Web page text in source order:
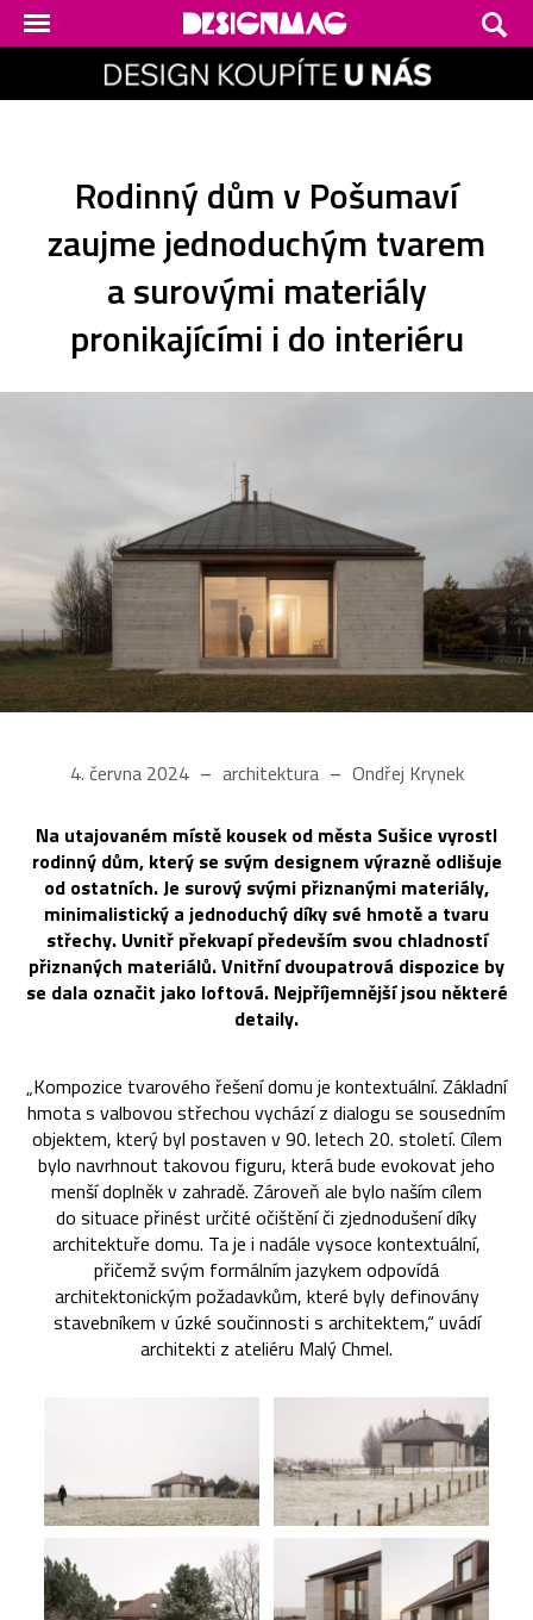
Rodinný dům v Pošumaví
zaujme jednoduchým tvarem
a surovými materiály
pronikajícími i do interiéru
4. června 2024 architektura Ondřej Krynek
Na utajovaném místě kousek od města Sušice vyrostl
rodinný dům, který se svým designem výrazně odlišuje
od ostatních. Je surový svými přiznanými materiály,
minimalistický a jednoduchý díky své hmotě a tvaru
střechy. Uvnitř překvapí především svou chladností
přiznaných materiálů. Vnitřní dvoupatrová dispozice by
se dala označit jako loftová. Nejpříjemnější jsou některé
detaily.
„Kompozice tvarového řešení domu je kontextuální. Základní
hmota s valbovou střechou vychází z dialogu se sousedním
objektem, který byl postaven v 90. letech 20. století. Cílem
bylo navrhnout takovou figuru, která bude evokovat jeho
menší doplněk v zahradě. Zároveň ale bylo naším cílem
do situace přinést určité očištění či zjednodušení díky
architektuře domu. Ta je i nadále vysoce kontextuální,
přičemž svým formálním jazykem odpovídá
architektonickým požadavkům, které byly definovány
stavebníkem v úzké součinnosti s architektem,“ uvádí
architekti z ateliéru Malý Chmel.